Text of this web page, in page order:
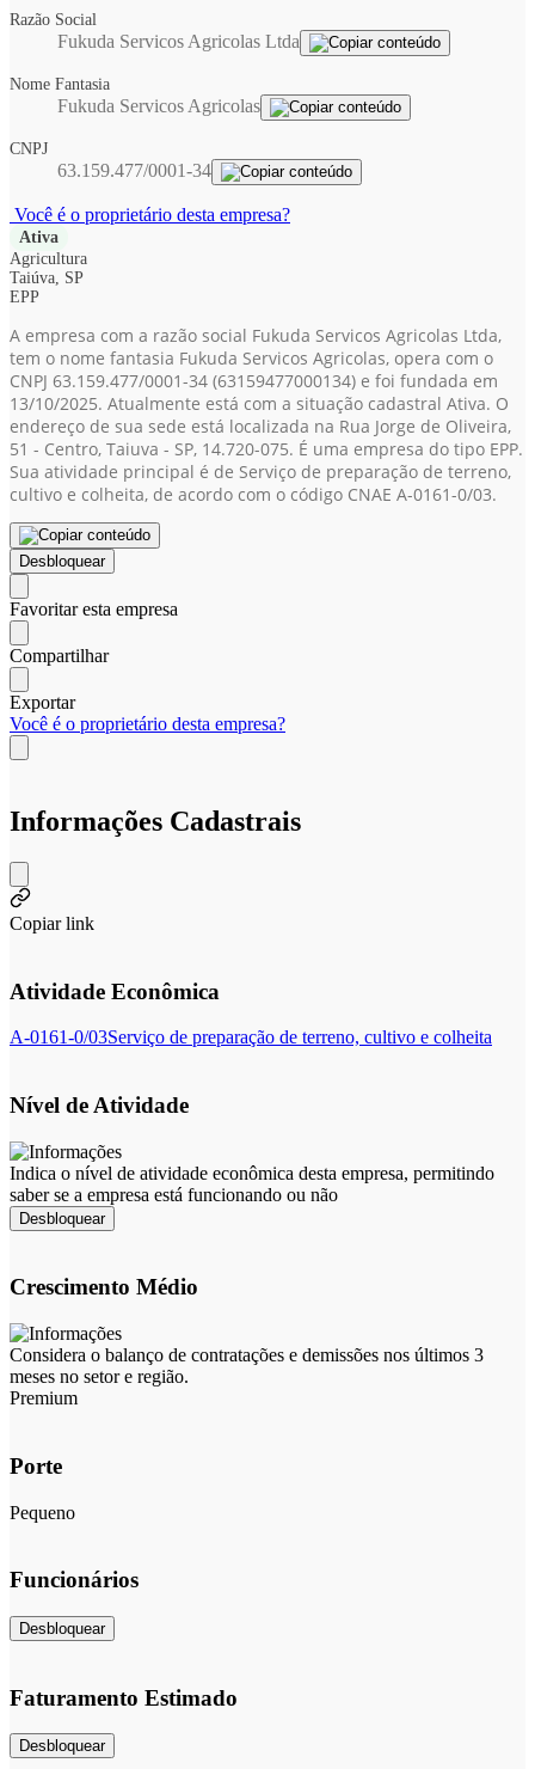
Razão Social
Fukuda Servicos Agricolas Ltda
Nome Fantasia
Fukuda Servicos Agricolas
CNPJ
63.159.477/0001-34
Você é o proprietário desta empresa?
Ativa
Agricultura
Taiúva, SP
EPP
A empresa com a razão social Fukuda Servicos Agricolas Ltda,
tem o nome fantasia Fukuda Servicos Agricolas, opera com o
CNPJ 63.159.477/0001-34 (63159477000134) e foi fundada em
13/10/2025. Atualmente está com a situação cadastral Ativa. O
endereço de sua sede está localizada na Rua Jorge de Oliveira,
51 - Centro, Taiuva - SP, 14.720-075. É uma empresa do tipo EPP.
Sua atividade principal é de Serviço de preparação de terreno,
cultivo e colheita, de acordo com o código CNAE A-0161-0/03.
Desbloquear
Favoritar esta empresa
Compartilhar
Exportar
Você é o proprietário desta empresa?
Informações Cadastrais
Copiar link
Atividade Econômica
A-0161-0/03Serviço de preparação de terreno, cultivo e colheita
Nível de Atividade
Indica o nível de atividade econômica desta empresa, permitindo
saber se a empresa está funcionando ou não
Desbloquear
Crescimento Médio
Considera o balanço de contratações e demissões nos últimos 3
meses no setor e região.
Premium
Porte
Pequeno
Funcionários
Desbloquear
Faturamento Estimado
Desbloquear